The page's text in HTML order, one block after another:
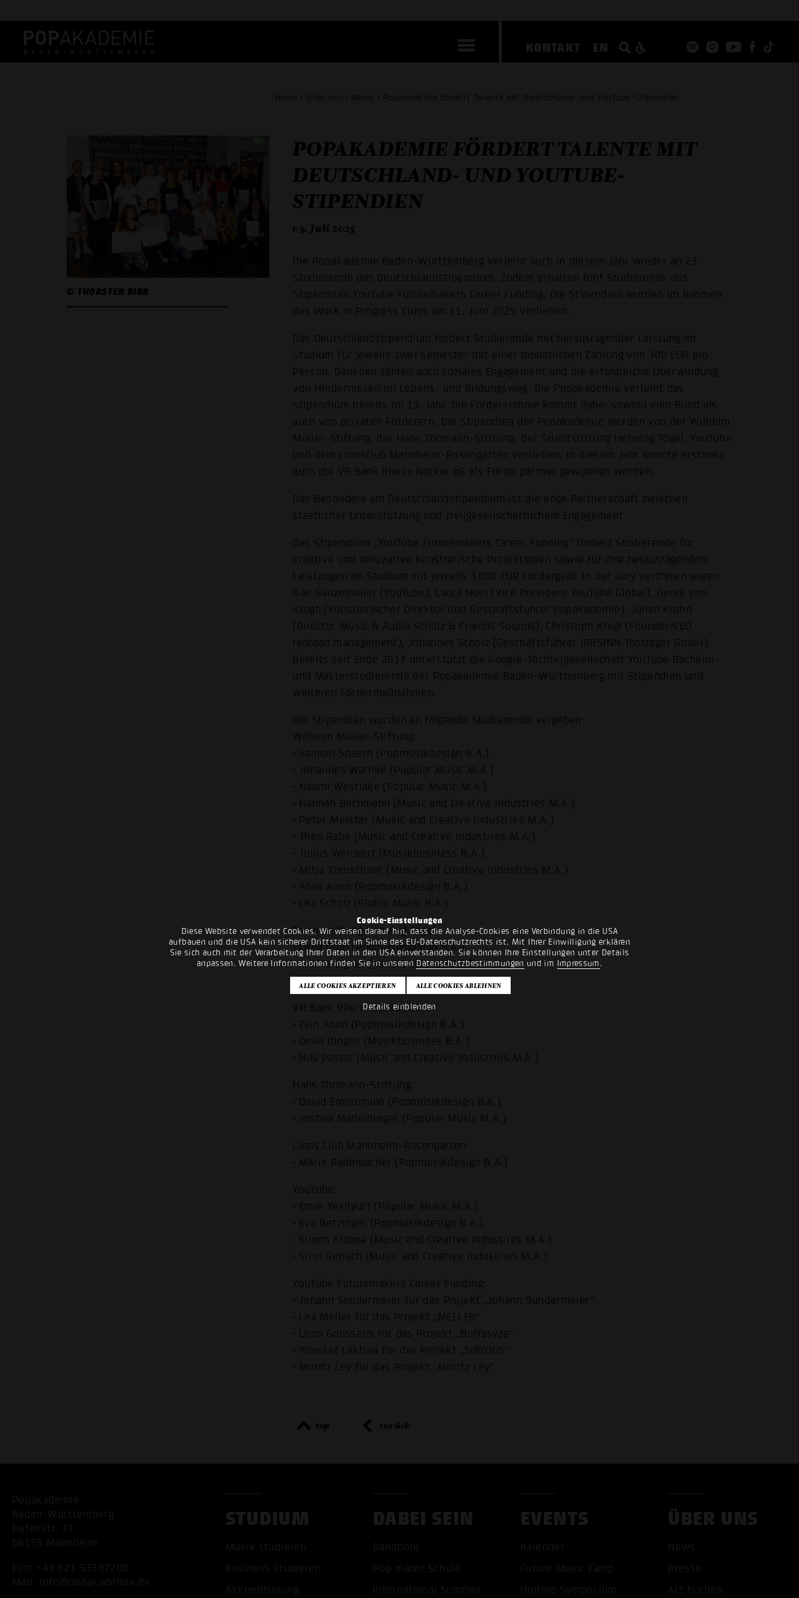
Cookie-Einstellungen
Diese Website verwendet Cookies. Wir weisen darauf hin, dass die Analyse-Cookies eine Verbindung in die USA
aufbauen und die USA kein sicherer Drittstaat im Sinne des EU-Datenschutzrechts ist. Mit Ihrer Einwilligung erklären
Sie sich auch mit der Verarbeitung Ihrer Daten in den USA einverstanden. Sie können Ihre Einstellungen unter Details
anpassen. Weitere Informationen finden Sie in unserenDatenschutzbestimmungen und im Impressum.
Details einblenden
KONTAKT EN
Home / Über uns / News / Popakademie fördert Talente mit Deutschland- und YouTube-Stipendien
© THORSTEN DIRR
POPAKADEMIE FÖRDERT TALENTE MIT
DEUTSCHLAND- UND YOUTUBE-
STIPENDIEN
03. Juli 2025
Die Popakademie Baden-Württemberg verleiht auch in diesem Jahr wieder an 23
Studierende das Deutschlandstipendium. Zudem erhalten fünf Studierende das
Stipendium YouTube Futuremakers Career Funding. Die Stipendien wurden im Rahmen
des Work in Progress Clubs am 11. Juni 2025 verliehen.
Das Deutschlandstipendium fördert Studierende mit herausragender Leistung im
Studium für jeweils zwei Semester mit einer monatlichen Zahlung von 300 EUR pro
Person. Daneben zählen auch soziales Engagement und die erfolgreiche Überwindung
von Hindernissen im Lebens- und Bildungsweg. Die Popakademie verleiht das
Stipendium bereits im 13. Jahr. Die Fördersumme kommt dabei sowohl vom Bund als
auch von privaten Förderern. Die Stipendien der Popakademie werden von der Wilhelm
Müller-Stiftung, der Hans Thomann-Stiftung, der Talentstiftung Henning Tögel, YouTube
und dem Lionsclub Mannheim-Rosengarten verliehen. In diesem Jahr konnte erstmals
auch die VR Bank Rhein-Neckar eG als Förderpartner gewonnen werden.
Das Besondere am Deutschlandstipendium ist die enge Partnerschaft zwischen
staatlicher Unterstützung und zivilgesellschaftlichem Engagement
Das Stipendium „YouTube Futuremakers Career Funding“ fördert Studierende für
kreative und innovative künstlerische Projektideen sowie für ihre herausragenden
Leistungen im Studium mit jeweils 3.000 EUR Fördergeld. In der Jury vertreten waren
Kiki Ganzemüller (YouTube), Laura Noel (Vice President YouTube Global), Derek von
Krogh (künstlerischer Direktor und Geschäftsführer Popakademie), Julian Krohn
(Director Music & Audio Scholz & Friends Sounds), Christoph Kregl (Founder/CEO
redroad.management), Johannes Scholz (Geschäftsführer IRRSINN Tonträger GmbH).
Bereits seit Ende 2017 unterstützt die Google-Tochtergesellschaft YouTube Bachelor-
und Masterstudierende der Popakademie Baden-Württemberg mit Stipendien und
weiteren Fördermaßnahmen.
Die Stipendien wurden an folgende Studierende vergeben:
Wilhelm Müller-Stiftung:
• Samuel Spaeth (Popmusikdesign B.A.)
• Johannes Warnke (Popular Music M.A.)
• Naomi Westlake (Popular Music M.A.)
• Hannah Bechmann (Music and Creative Industries M.A.)
• Peter Meister (Music and Creative Industries M.A.)
• Theo Rabe (Music and Creative Industries M.A.)
• Julius Weickert (Musikbusiness B.A.)
• Mitja Tzeuschner (Music and Creative Industries M.A.)
• Anas Amin (Popmusikdesign B.A.)
• Lea Scholz (Global Music B.A.)
Talentstiftung Henning Tögel:
• Celia Groß (Popmusikdesign B.A.)
• Moritz Eigner (Musikbusiness B.A.)
• Rouven Gruber (Musikbusiness B.A.)
VR Bank Rhein-Neckar eG:
• Zain Amin (Popmusikdesign B.A.)
• Delia Dinges (Musikbusiness B.A.)
• Nils Pastor (Music and Creative Industries M.A.)
Hans Thomann-Stiftung:
• David Empremian (Popmusikdesign B.A.)
• Joshua Madelburger (Popular Music M.A.)
Lions Club Mannheim-Rosengarten:
• Marie Rademacher (Popmusikdesign B.A.)
YouTube:
• Emre Yesilyurt (Popular Music M.A.)
• Eva Betzinger (Popmusikdesign B.A.)
• Simon Kidane (Music and Creative Industries M.A.)
• Sirin Gerlach (Music and Creative Industries M.A.)
YouTube Futuremakers Career Funding:
• Johann Sundermeier für das Projekt „Johann Sundermeier“
• Lea Meller für das Projekt „MELLER“
• Leon Goossens für das Projekt „Buffasyze“
• Youssef Laktina für das Projekt „SIRYOUS“
• Moritz Ley für das Projekt „Moritz Ley“
top zurück
Popakademie
Baden-Württemberg
Hafenstr. 33
68159 Mannheim
Fon: +49 621 53397200
Mail: info@popakademie.de
STUDIUM
Musik studieren
Business studieren
Akkreditierung
DABEI SEIN
Bandpool
Pop macht Schule
International Summer
EVENTS
Kalender
Future Music Camp
HipHop Symposium
ÜBER UNS
News
Presse
Act buchen